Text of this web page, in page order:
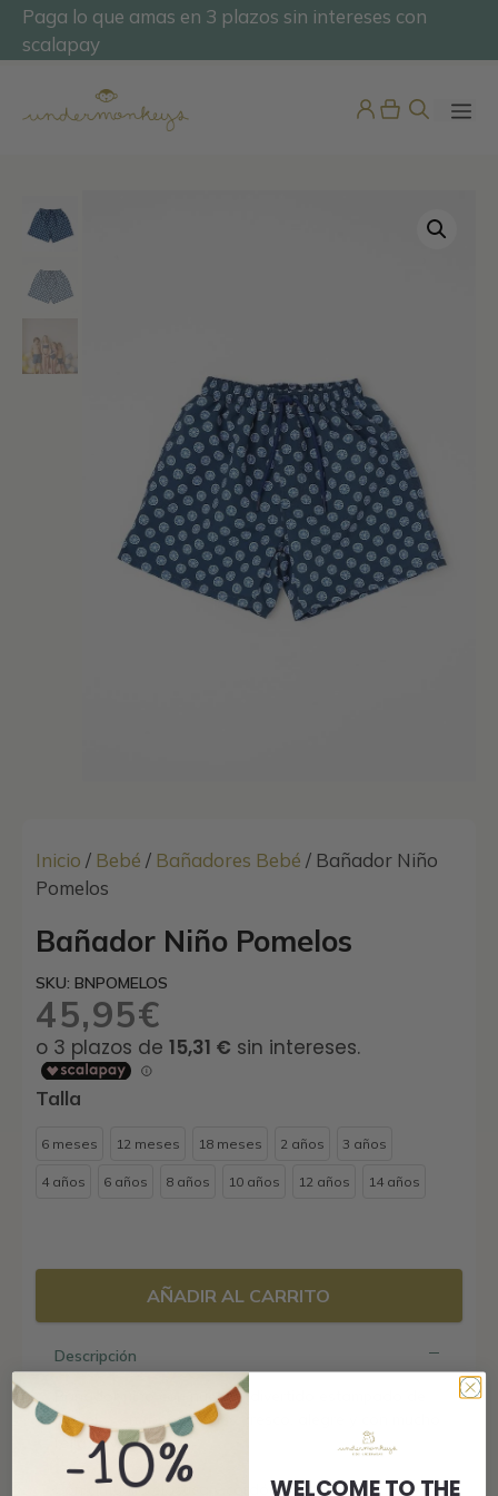
SaltarPaga lo que amas en 3 plazos sin intereses con
scalapay
@undermonkeyskids
Inicio / Bebé / Bañadores Bebé / Bañador Niño
Pomelos
Bañador Niño Pomelos
SKU: BNPOMELOS
45,95€
Talla
6 meses 12 meses 18 meses 2 años 3 años
4 años 6 años 8 años 10 años 12 años 14 años
AÑADIR AL CARRITO
Descripción
Bañador niño con nuestro divertido estampado de
pomelos en tonos azules, fresco, alegre y con mucho
rollazo veraniego.
Con cinturilla elástica y cordón ajustable para que se
Corta
65,95 € + ADD
WELCOME TO THE